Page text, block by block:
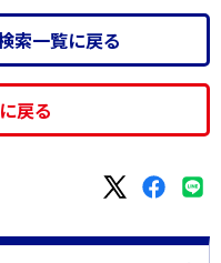
索一覧に戻る
戻る